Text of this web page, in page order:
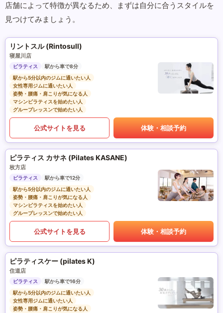
店舗によって特徴が異なるため、まずは自分に合うスタイルを
見つけてみましょう。
リントスル (Rintosull)
寝屋川店
ピラティス
駅から車で8分
駅から5分以内のジムに通いたい人
女性専用ジムに通いたい人
姿勢・腰痛・肩こりが気になる人
マシンピラティスを始めたい人
グループレッスンで始めたい人
公式サイトを見る 体験・相談予約
ピラティス カサネ (Pilates KASANE)
枚方店
ピラティス
駅から車で12分
駅から5分以内のジムに通いたい人
姿勢・腰痛・肩こりが気になる人
マシンピラティスを始めたい人
グループレッスンで始めたい人
公式サイトを見る 体験・相談予約
ピラティスケー (pilates K)
住道店
ピラティス
駅から車で16分
駅から5分以内のジムに通いたい人
女性専用ジムに通いたい人
姿勢・腰痛・肩こりが気になる人